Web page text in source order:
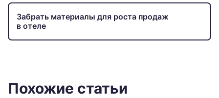
Забрать материалы для роста продаж
в отеле
Похожие статьи